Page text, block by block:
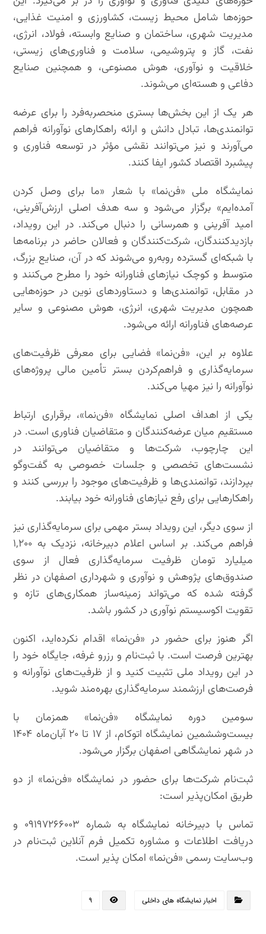
حوزه‌ها شامل محیط زیست، کشاورزی و امنیت غذایی،
مدیریت شهری، ساختمان و صنایع وابسته، فولاد، انرژی،
نفت، گاز و پتروشیمی، سلامت و فناوری‌های زیستی،
خلاقیت و نوآوری، هوش مصنوعی، و همچنین صنایع
دفاعی و هسته‌ای می‌شوند.
هر یک از این بخش‌ها بستری منحصربه‌فرد را برای عرضه
توانمندی‌ها، تبادل دانش و ارائه راهکارهای نوآورانه فراهم
می‌آورند و نیز می‌توانند نقشی مؤثر در توسعه فناوری و
پیشبرد اقتصاد کشور ایفا کنند.
نمایشگاه ملی «فن‌نما» با شعار «ما برای وصل کردن
آمده‌ایم» برگزار می‌شود و سه هدف اصلی ارزش‌آفرینی،
امید آفرینی و همرسانی را دنبال می‌کند. در این رویداد،
بازدیدکنندگان، شرکت‌کنندگان و فعالان حاضر در برنامه‌ها
با شبکه‌ای گسترده روبه‌رو می‌شوند که در آن، صنایع بزرگ،
متوسط و کوچک نیازهای فناورانه خود را مطرح می‌کنند و
در مقابل، توانمندی‌ها و دستاوردهای نوین در حوزه‌هایی
همچون مدیریت شهری، انرژی، هوش مصنوعی و سایر
عرصه‌های فناورانه ارائه می‌شود.
علاوه بر این، «فن‌نما» فضایی برای معرفی ظرفیت‌های
سرمایه‌گذاری و فراهم‌کردن بستر تأمین مالی پروژه‌های
نوآورانه را نیز مهیا می‌کند.
یکی از اهداف اصلی نمایشگاه «فن‌نما»، برقراری ارتباط
مستقیم میان عرضه‌کنندگان و متقاضیان فناوری است. در
این چارچوب، شرکت‌ها و متقاضیان می‌توانند در
نشست‌های تخصصی و جلسات خصوصی به گفت‌وگو
بپردازند، توانمندی‌ها و ظرفیت‌های موجود را بررسی کنند و
راهکارهایی برای رفع نیازهای فناورانه خود بیابند.
از سوی دیگر، این رویداد بستر مهمی برای سرمایه‌گذاری نیز
فراهم می‌کند. بر اساس اعلام دبیرخانه، نزدیک به ۱,۲۰۰
میلیارد تومان ظرفیت سرمایه‌گذاری فعال از سوی
صندوق‌های پژوهش و نوآوری و شهرداری اصفهان در نظر
گرفته شده که می‌تواند زمینه‌ساز همکاری‌های تازه و
تقویت اکوسیستم نوآوری در کشور باشد.
اگر هنوز برای حضور در «فن‌نما» اقدام نکرده‌اید، اکنون
بهترین فرصت است. با ثبت‌نام و رزرو غرفه، جایگاه خود را
در این رویداد ملی تثبیت کنید و از ظرفیت‌های نوآورانه و
فرصت‌های ارزشمند سرمایه‌گذاری بهره‌مند شوید.
سومین دوره نمایشگاه «فن‌نما» همزمان با
بیست‌وششمین نمایشگاه اتوکام، از ۱۷ تا ۲۰ آبان‌ماه ۱۴۰۴
در شهر نمایشگاهی اصفهان برگزار می‌شود.
ثبت‌نام شرکت‌ها برای حضور در نمایشگاه «فن‌نما» از دو
طریق امکان‌پذیر است:
تماس با دبیرخانه نمایشگاه به شماره ۰۹۱۹۷۲۶۶۰۰۳ و
دریافت اطلاعات و مشاوره تکمیل فرم آنلاین ثبت‌نام در
وب‌سایت رسمی «فن‌نما» امکان پذیر است.
اخبار نمایشگاه های داخلی ۹